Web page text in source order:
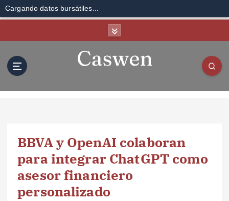
Cargando datos bursátiles...
BBVA y OpenAI colaboran
para integrar ChatGPT como
asesor financiero
personalizado